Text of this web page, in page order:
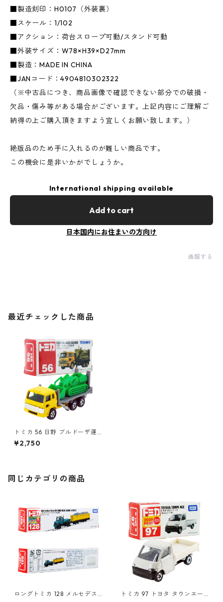
■製造刻印：H0107（外装裏）
■スケール：1/102
■アクション：荷台スロープ可動/スタンド可動
■外装サイズ：W78×H39×D27mm
■製造：MADE IN CHINA
■JANコード：4904810302322
（※中古品につき、商品画像で確認できない部分での破損・
欠品・傷み等がある場合がございます。上記内容にご理解ご
納得の上ご購入頂きますよう宜しくお願い致します。）
絶版品のため手に入れるのが難しい商品です。
この機会に是非いかがでしょうか。
International shipping available
Add to cart
日本国内にお住まいの方向け
通報する
最近チェックした商品
トミカ 56 日野 ブルドーザ運
搬車 #10302322
¥2,750
同じカテゴリの商品
ロングトミカ 128 メルセデス
トミカ 97 トヨタ タウンエー